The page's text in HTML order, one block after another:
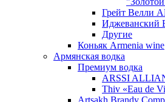
Грейт Велли
Иджеванский
Другие
Коньяк Armenia wine
Армянская водка
Премиум водка
ARSSI
Thiv «Eau de
Artsakh Brandy